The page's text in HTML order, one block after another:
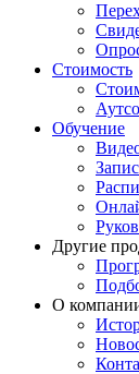
Стоимость
Обучение
Другие
О